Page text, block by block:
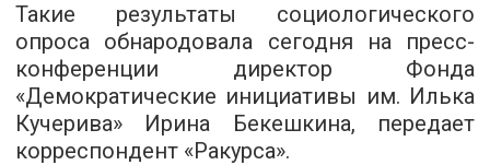
Такие результаты социологического
опроса обнародовала сегодня на пресс-
конференции директор Фонда
«Демократические инициативы им. Илька
Кучерива» Ирина Бекешкина, передает
корреспондент «Ракурса».